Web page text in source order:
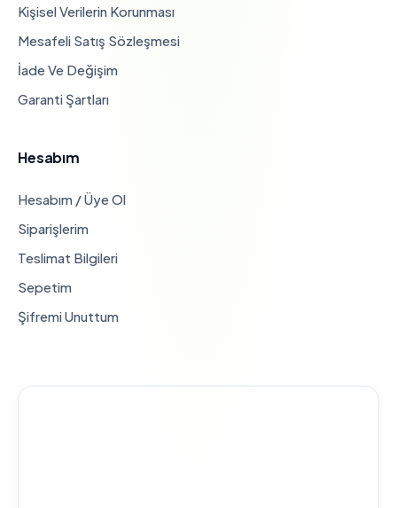
Kişisel Verilerin Korunması
Mesafeli Satış Sözleşmesi
İade Ve Değişim
Garanti Şartları
Hesabım
Hesabım / Üye Ol
Siparişlerim
Teslimat Bilgileri
Sepetim
Şifremi Unuttum